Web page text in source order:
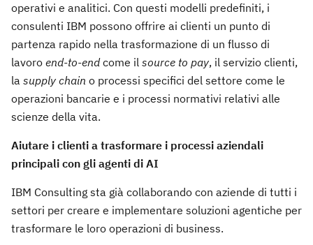
operativi e analitici. Con questi modelli predefiniti, i
consulenti IBM possono offrire ai clienti un punto di
partenza rapido nella trasformazione di un flusso di
lavoro end-to-endcome il source to pay, il servizio clienti,
la supply chain o processi specifici del settore come le
operazioni bancarie e i processi normativi relativi alle
scienze della vita.
Aiutare i clienti a trasformare i processi aziendali
principali con gli agenti di AI
IBM Consulting sta già collaborando con aziende di tutti i
settori per creare e implementare soluzioni agentiche per
trasformare le loro operazioni di business.